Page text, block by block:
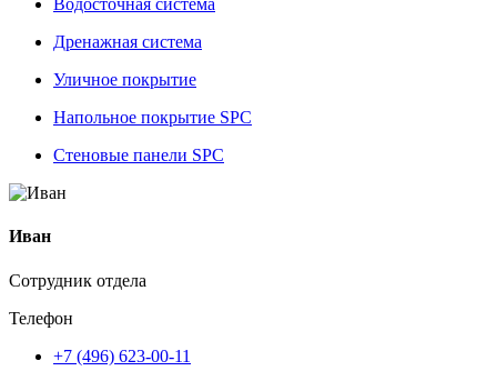
Водосточная система
Дренажная система
Уличное покрытие
Напольное покрытие SPC
Стеновые панели SPC
Иван
Сотрудник отдела
Телефон
+7 (496) 623-00-11